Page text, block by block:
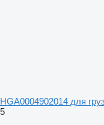
HGA0004902014 для
5